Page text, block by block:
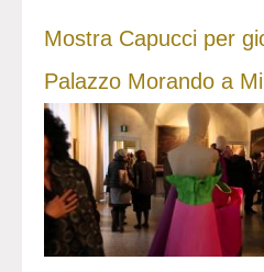
Mostra Capucci per
Palazzo Morando a